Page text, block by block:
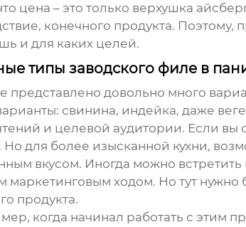
цена – это только верхушка
конечного продукта. Поэтому,
и для каких целей.
типы заводского филе в
представлено довольно много
свинина, индейка, даже
и целевой аудитории. Если вы
Но для более изысканной кухни,
вкусом. Иногда можно
маркетинговым ходом. Но тут
продукта.
когда начинал работать с этим